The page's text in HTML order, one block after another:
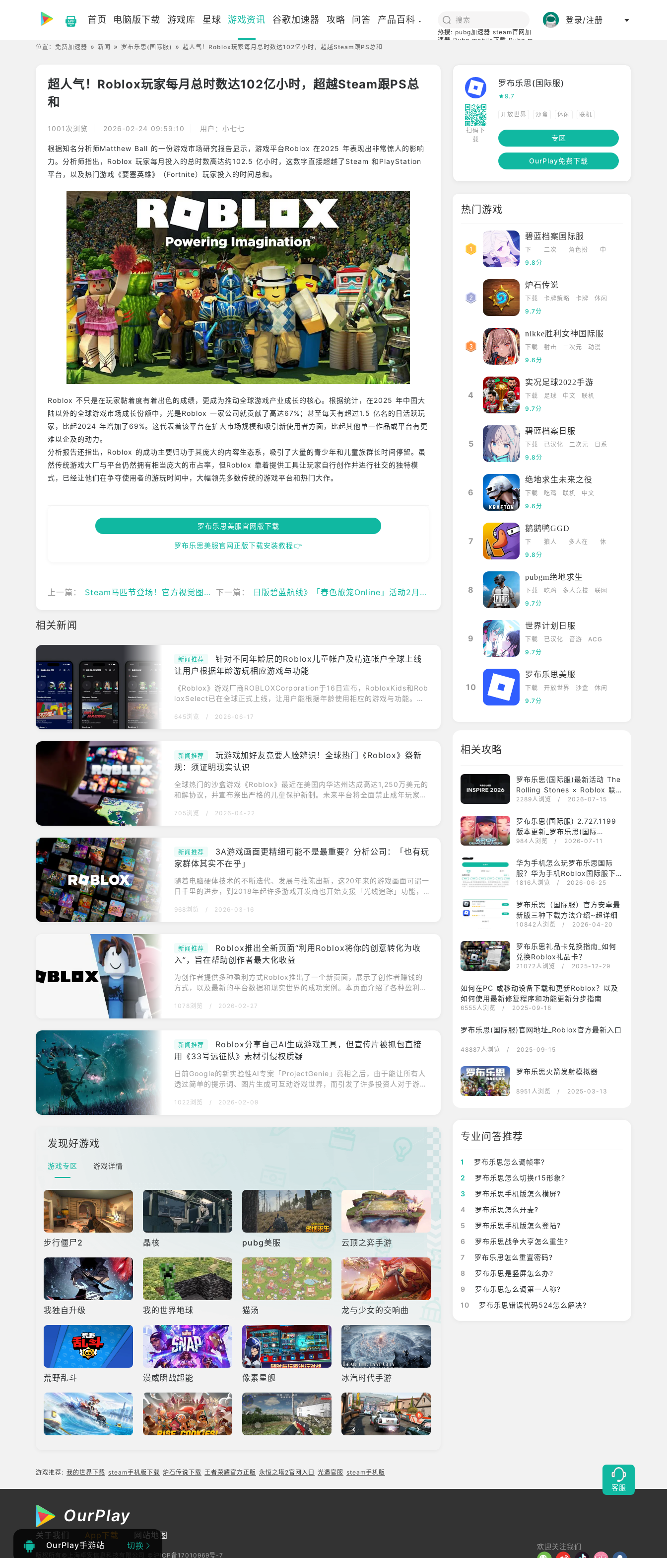
首页 电脑版下载 游戏库 星球 游戏资讯 谷歌加速器 攻略 问答 产品百科
热搜: pubg加速器 steam官网加
速器 Pubg mobile下载 Pubg m
登录/注册
客服
位置： 免费加速器 新闻 罗布乐思(国际服) 超人气！Roblox玩家每月总时数达102亿小时，超越Steam跟PS总和
超人气！Roblox玩家每月总时数达102亿小时，超越Steam跟PS总
和
1001次浏览 2026-02-24 09:59:10 用户：小七七
根据知名分析师Matthew Ball 的一份游戏市场研究报告显示，游戏平台Roblox 在2025 年表现出非常惊人的影响
力。分析师指出，Roblox 玩家每月投入的总时数高达约102.5 亿小时，这数字直接超越了Steam 和PlayStation
平台，以及热门游戏《要塞英雄》（Fortnite）玩家投入的时间总和。
Roblox 不只是在玩家黏着度有着出色的成绩，更成为推动全球游戏产业成长的核心。根据统计，在2025 年中国大
陆以外的全球游戏市场成长份额中，光是Roblox 一家公司就贡献了高达67%；甚至每天有超过1.5 亿名的日活跃玩
家，比起2024 年增加了69%。这代表着该平台在扩大市场规模和吸引新使用者方面，比起其他单一作品或平台有更
难以企及的动力。
分析报告还指出，Roblox 的成功主要归功于其庞大的内容生态系，吸引了大量的青少年和儿童族群长时间停留。虽
然传统游戏大厂与平台仍然拥有相当庞大的市占率，但Roblox 靠着提供工具让玩家自行创作并进行社交的独特模
式，已经让他们在争夺使用者的游玩时间中，大幅领先多数传统的游戏平台和热门大作。
罗布乐思美服官网版下载
罗布乐思美服官网正版下载安装教程👉
上一篇： Steam马匹节登场！官方视觉图致敬传奇赛马「春乌菈菈」？ 下一篇： 日版碧蓝航线》「春色旅笼Online」活动2月26日开跑可获得全新UR「莫斯科」
相关新闻
新闻推荐
针对不同年龄层的Roblox儿童帐户及精选帐户全球上线
让用户根据年龄游玩相应游戏与功能
《Roblox》游戏厂商ROBLOXCorporation于16日宣布，RobloxKids和Rob
loxSelect已在全球正式上线，让用户能根据年龄使用相应的游戏与功能。系
曼表示，「RobloxKids」与「RobloxSelect」的用户将能找到绝大多数他们
645浏览 / 2026-06-17
新闻推荐
玩游戏加好友竟要人脸辨识！全球热门《Roblox》祭新
规：须证明现实认识
全球热门的沙盒游戏《Roblox》最近在美国内华达州达成高达1,250万美元的
和解协议，并宣布祭出严格的儿童保护新制。未来平台将全面禁止成年玩家和
身分证件审查、脸部验证，并证明两人在现实生活中确实认识，借此防堵潜在
705浏览 / 2026-04-22
新闻推荐
3A游戏画面更精细可能不是最重要？分析公司：「也有玩
家群体其实不在乎」
随着电脑硬体技术的不断迭代、发展与推陈出新，这20年来的游戏画面可谓一
日千里的进步，到2018年起许多游戏开发商也开始支援「光线追踪」功能，
真、栩栩如生的游戏画面。不过，进入现在的游戏世代以来，游戏画面的发展
968浏览 / 2026-03-16
新闻推荐
Roblox推出全新页面“利用Roblox将你的创意转化为收
入”，旨在帮助创作者最大化收益
为创作者提供多种盈利方式Roblox推出了一个新页面，展示了创作者赚钱的
方式，以及最新的平台数据和现实世界的成功案例。本页面介绍了各种盈利方
息，请查看新页面“在Roblox上将你的创造力转化为收入”。Roblox推出全新
1078浏览 / 2026-02-27
新闻推荐
Roblox分享自己AI生成游戏工具，但宣传片被抓包直接
用《33号远征队》素材引侵权质疑
日前Google的新实验性AI专案「ProjectGenie」亮相之后，由于能让所有人
透过简单的提示词、图片生成可互动游戏世界，而引发了许多投资人对于游戏
平台Roblox也分享了自己做出的类似模型，只是变成了能让游戏创建者们用
出后，吸引许多ㄧ般民众
1022浏览 / 2026-02-09
发现好游戏
游戏专区 游戏详情
步行僵尸2 晶核 pubg美服 云顶之弈手游
我独自升级 我的世界地球 猫汤 龙与少女的交响曲
荒野乱斗 漫威瞬战超能 像素星舰 冰汽时代手游
黑色幸存者
扫码下
载
罗布乐思(国际服)
9.7
开放世界 沙盒 休闲 联机
模拟 网络工具
应用 社交 单人
专区
OurPlay免费下载
热门游戏
碧蓝档案国际服
下
载
二次
角色扮
中
9.8分
炉石传说
下载 卡牌策略 卡牌
休闲
9.7分
nikke胜利女神国际服
下载 射击 二次元
动漫
9.6分
4
实况足球2022手游
下载 足球 中文
联机
9.7分
5
碧蓝档案日服
下载 已汉化 二次元
日系
9.8分
6
绝地求生未来之役
下载 吃鸡 联机
中文
9.6分
7
鹅鹅鸭GGD
下
载
狼人
多人在
休
9.8分
8
pubgm绝地求生
下载 吃鸡 多人竞技
联网
9.7分
9
世界计划日服
下载 已汉化 音游
ACG
9.7分
10
罗布乐思美服
下载 开放世界 沙盒
休闲
9.7分
相关攻略
罗布乐思(国际服)最新活动 The
Rolling Stones × Roblox 联动
活动 和 Roblox Inspire 2026
2289人浏览 / 2026-07-15
罗布乐思(国际服) 2.727.1199
版本更新_罗布乐思(国际
服)2.727.1199最新版下载安装
984人浏览 / 2026-07-11
华为手机怎么玩罗布乐思国际
服？华为手机Roblox国际服下载
安装运行攻略
1816人浏览 / 2026-06-25
罗布乐思（国际服）官方安卓最
新版三种下载方法介绍~超详细
10842人浏览 / 2026-04-20
罗布乐思礼品卡兑换指南_如何
兑换Roblox礼品卡？
21072人浏览 / 2025-12-29
如何在PC 或移动设备下载和更新Roblox？以及
如何使用最新修复程序和功能更新分步指南
6555人浏览 / 2025-09-18
罗布乐思(国际服)官网地址_Roblox官方最新入口
48887人浏览 / 2025-09-15
罗布乐思火箭发射模拟器
8951人浏览 / 2025-03-13
专业问答推荐
1
罗布乐思怎么调帧率?
2
罗布乐思怎么切换r15形象?
3
罗布乐思手机版怎么横屏?
4
罗布乐思怎么开麦?
5
罗布乐思手机版怎么登陆?
6
罗布乐思战争大亨怎么重生?
7
罗布乐思怎么重置密码?
8
罗布乐思是竖屏怎么办?
9
罗布乐思怎么调第一人称?
10
罗布乐思错误代码524怎么解决?
游戏推荐: 我的世界下载 steam手机版下载 炉石传说下载 王者荣耀官方正版 永恒之塔2官网入口 光遇官服 steam手机版
OurPlay
关于我们 App下载 网站地图
版权所有©上海卓安信息科技有限公司 ©沪ICP备17010969号-7
欢迎关注我们
OurPlay手游站 切换